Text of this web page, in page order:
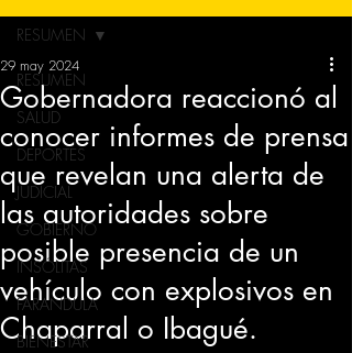
RESUMEN
SALUD
DEPORTES
JUDICIAL
GOBIERNO
INSÓLITAS
FARANDULA
BIENESTAR
RESUMEN
Gobernadora reaccionó al
conocer informes de prensa
que revelan una alerta de
las autoridades sobre
posible presencia de un
vehículo con explosivos en
Chaparral o Ibagué.
29 may 2024